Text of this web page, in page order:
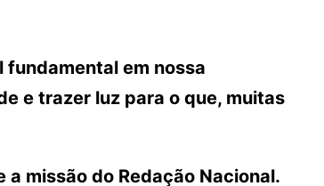
fundamental em nossa
e trazer luz para o que, muitas
missão do Redação Nacional.